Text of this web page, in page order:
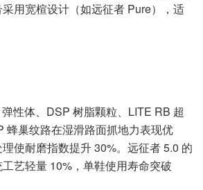
用宽楦设计（如远征者 Pure），适
性体、DSP 树脂颗粒、LITE RB 超
蜂巢纹路在湿滑路面抓地力表现优
使耐磨指数提升 30%。远征者 5.0 的
艺轻量 10%，单鞋使用寿命突破